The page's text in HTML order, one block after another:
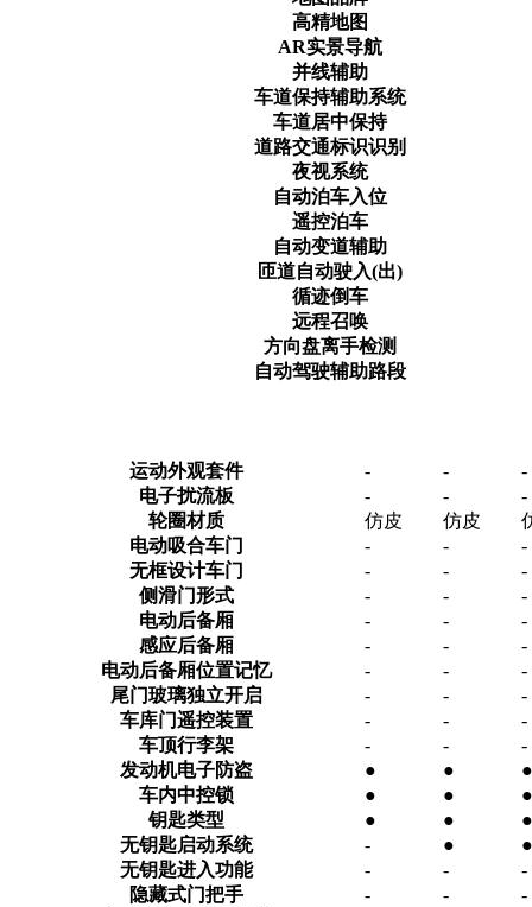
高精地图
AR实景导航
并线辅助
车道保持辅助系统
车道居中保持
道路交通标识识别
夜视系统
自动泊车入位
遥控泊车
自动变道辅助
匝道自动驶入(出)
循迹倒车
远程召唤
方向盘离手检测
自动驾驶辅助路段
运动外观套件 - -
-
电子扰流板
- -
-
轮圈材质
仿皮 仿皮
电动吸合车门
- -
-
无框设计车门
- -
-
侧滑门形式
- -
-
电动后备厢
- -
-
感应后备厢
- -
-
电动后备厢位置记忆
- -
-
尾门玻璃独立开启
- -
-
车库门遥控装置
- -
-
车顶行李架
- -
-
发动机电子防盗
● ●
●
车内中控锁
● ●
●
钥匙类型
● ●
●
无钥匙启动系统
- ●
●
无钥匙进入功能
- -
-
隐藏式门把手
- -
-